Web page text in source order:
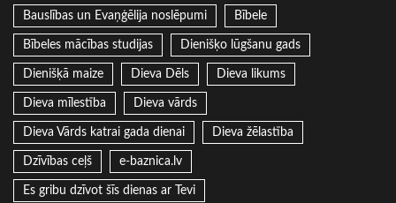
Bauslības un Evaņģēlija noslēpumi Bībele
Bībeles mācības studijas Dienišķo lūgšanu gads
Dienišķā maize Dieva Dēls Dieva likums
Dieva mīlestība Dieva vārds
Dieva Vārds katrai gada dienai Dieva žēlastība
Dzīvības ceļš e-baznica.lv
Es gribu dzīvot šīs dienas ar Tevi